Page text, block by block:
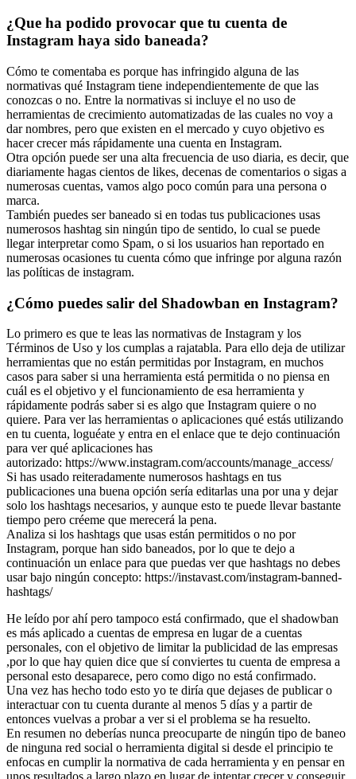
¿Que ha podido provocar que tu cuenta de
Instagram haya sido baneada?
Cómo te comentaba es porque has infringido alguna de las
normativas qué Instagram tiene independientemente de que las
conozcas o no. Entre la normativas si incluye el no uso de
herramientas de crecimiento automatizadas de las cuales no voy a
dar nombres, pero que existen en el mercado y cuyo objetivo es
hacer crecer más rápidamente una cuenta en Instagram.
Otra opción puede ser una alta frecuencia de uso diaria, es decir, que
diariamente hagas cientos de likes, decenas de comentarios o sigas a
numerosas cuentas, vamos algo poco común para una persona o
marca.
También puedes ser baneado si en todas tus publicaciones usas
numerosos hashtag sin ningún tipo de sentido, lo cual se puede
llegar interpretar como Spam, o si los usuarios han reportado en
numerosas ocasiones tu cuenta cómo que infringe por alguna razón
las políticas de instagram.
¿Cómo puedes salir del Shadowban en Instagram?
Lo primero es que te leas las normativas de Instagram y los
Términos de Uso y los cumplas a rajatabla. Para ello deja de utilizar
herramientas que no están permitidas por Instagram, en muchos
casos para saber si una herramienta está permitida o no piensa en
cuál es el objetivo y el funcionamiento de esa herramienta y
rápidamente podrás saber si es algo que Instagram quiere o no
quiere. Para ver las herramientas o aplicaciones qué estás utilizando
en tu cuenta, loguéate y entra en el enlace que te dejo continuación
para ver qué aplicaciones has
autorizado: https://www.instagram.com/accounts/manage_access/
Si has usado reiteradamente numerosos hashtags en tus
publicaciones una buena opción sería editarlas una por una y dejar
solo los hashtags necesarios, y aunque esto te puede llevar bastante
tiempo pero créeme que merecerá la pena.
Analiza si los hashtags que usas están permitidos o no por
Instagram, porque han sido baneados, por lo que te dejo a
continuación un enlace para que puedas ver que hashtags no debes
usar bajo ningún concepto: https://instavast.com/instagram-banned-
hashtags/
He leído por ahí pero tampoco está confirmado, que el shadowban
es más aplicado a cuentas de empresa en lugar de a cuentas
personales, con el objetivo de limitar la publicidad de las empresas
,por lo que hay quien dice que sí conviertes tu cuenta de empresa a
personal esto desaparece, pero como digo no está confirmado.
Una vez has hecho todo esto yo te diría que dejases de publicar o
interactuar con tu cuenta durante al menos 5 días y a partir de
entonces vuelvas a probar a ver si el problema se ha resuelto.
En resumen no deberías nunca preocuparte de ningún tipo de baneo
de ninguna red social o herramienta digital si desde el principio te
enfocas en cumplir la normativa de cada herramienta y en pensar en